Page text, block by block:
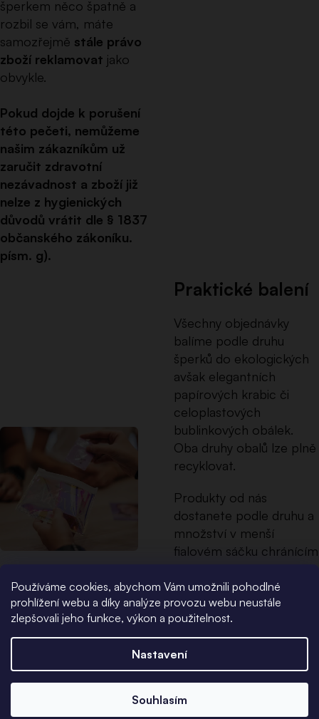
Používáme cookies, abychom Vám umožnili pohodlné
prohlížení webu a díky analýze provozu webu neustále
zlepšovali jeho funkce, výkon a použitelnost.
Nastavení
Souhlasím
šperkem něco špatně a
rozbil se vám, máte
samozřejmě stále právo
zboží reklamovat jako
obvykle.
Pokud dojde k porušení
této pečeti, nemůžeme
našim zákazníkům už
zaručit zdravotní
nezávadnost a zboží již
nelze z hygienických
důvodů vrátit dle § 1837
občanského zákoníku.
písm. g).
Praktické balení
Všechny objednávky
balíme podle druhu
šperků do ekologických
avšak elegantních
papírových krabic či
celoplastových
bublinkových obálek.
Oba druhy obalů lze plně
recyklovat.
Produkty od nás
dostanete podle druhu a
množství v menší
fialovém sáčku chránícím
šperků. Více kousků pak
v holografické PVC
taštičce. Ta je i
cestování s více šperky,
ale využijete ji i na
doklady nebo make-up.
Kupujete dárek?